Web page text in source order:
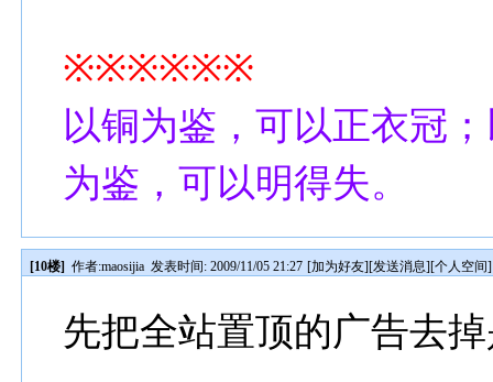
※※※※※※
以铜为鉴，可以正衣冠
为鉴，可以明得失。
[10楼] 作者:maosijia 发表时间: 2009/11/05 21:27 [加为好友][发送消息][个人空间]
先把全站置顶的广告去